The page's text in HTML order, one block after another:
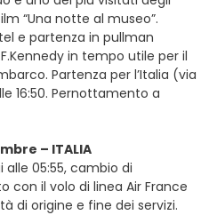
“Una notte al museo”.
e partenza in pullman
in tempo utile per il
Partenza per l’Italia (via
16:50. Pernottamento a
– ITALIA
alle 05:55, cambio di
con il volo di linea Air France
di origine e fine dei servizi.